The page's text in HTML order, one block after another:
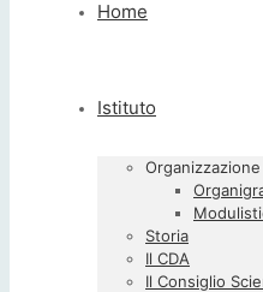
Home
Istituto
Organizzazione
Storia
Il CDA
Il Consiglio